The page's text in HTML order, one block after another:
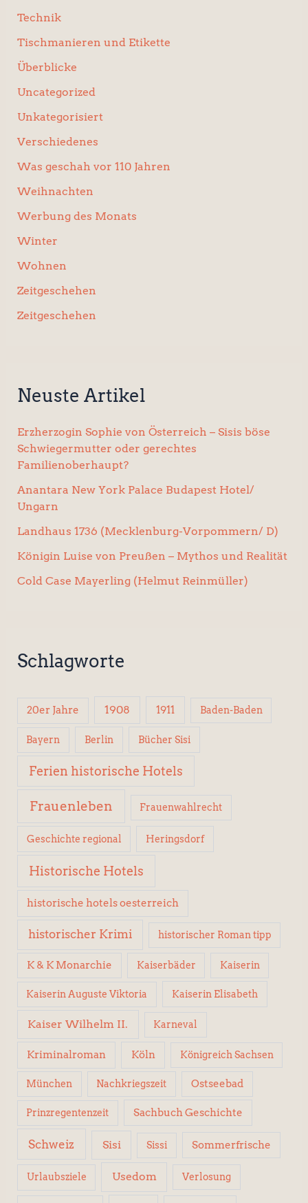
Technik
Tischmanieren und Etikette
Überblicke
Uncategorized
Unkategorisiert
Verschiedenes
Was geschah vor 110 Jahren
Weihnachten
Werbung des Monats
Winter
Wohnen
Zeitgeschehen
Zeitgeschehen
Neuste Artikel
Erzherzogin Sophie von Österreich – Sisis böse
Schwiegermutter oder gerechtes
Familienoberhaupt?
Anantara New York Palace Budapest Hotel/
Ungarn
Landhaus 1736 (Mecklenburg-Vorpommern/ D)
Königin Luise von Preußen – Mythos und Realität
Cold Case Mayerling (Helmut Reinmüller)
Schlagworte
20er Jahre 1908 1911 Baden-Baden
Bayern Berlin Bücher Sisi
Ferien historische Hotels
Frauenleben Frauenwahlrecht
Geschichte regional Heringsdorf
Historische Hotels
historische hotels oesterreich
historischer Krimi historischer Roman tipp
K & K Monarchie Kaiserbäder Kaiserin
Kaiserin Auguste Viktoria Kaiserin Elisabeth
Kaiser Wilhelm II. Karneval
Kriminalroman Köln Königreich Sachsen
München Nachkriegszeit Ostseebad
Prinzregentenzeit Sachbuch Geschichte
Schweiz Sisi Sissi Sommerfrische
Urlaubsziele Usedom Verlosung